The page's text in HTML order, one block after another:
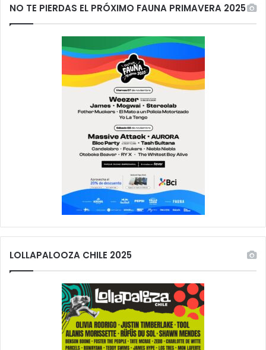
NO TE PIERDAS EL PRÓXIMO FAUNA PRIMAVERA 2025
LOLLAPALOOZA CHILE 2025